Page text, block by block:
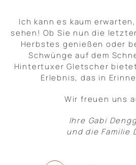
Ich kann es kaum
sehen! Ob Sie nun die
Herbstes genießen oder
Schwünge auf dem
Hintertuxer Gletscher
Erlebnis, das in
Wir freuen uns
Ihre Gabi
und die Familie